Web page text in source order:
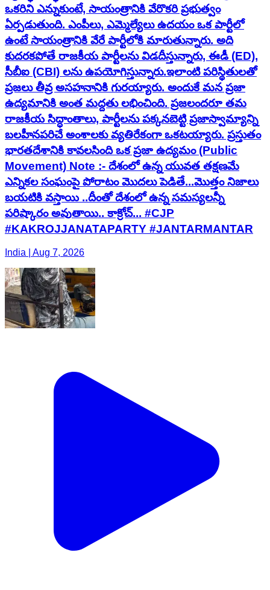
ఒకరిని ఎన్నుకుంటే, సాయంత్రానికి వేరొకరి ప్రభుత్వం
ఏర్పడుతుంది. ఎంపీలు, ఎమ్మెల్యేలు ఉదయం ఒక పార్టీలో
ఉంటే సాయంత్రానికి వేరే పార్టీలోకి మారుతున్నారు. అది
కుదరకపోతే రాజకీయ పార్టీలను విడదీస్తున్నారు, ఈడీ (ED),
సీబీఐ (CBI) లను ఉపయోగిస్తున్నారు. ​ఇలాంటి పరిస్థితులతో
ప్రజలు తీవ్ర అసహనానికి గురయ్యారు. అందుకే మన ప్రజా
ఉద్యమానికి అంత మద్దతు లభించింది. ప్రజలందరూ తమ
రాజకీయ సిద్ధాంతాలు, పార్టీలను పక్కనబెట్టి ప్రజాస్వామ్యాన్ని
బలహీనపరిచే అంశాలకు వ్యతిరేకంగా ఒకటయ్యారు. ప్రస్తుతం
భారతదేశానికి కావలసింది ఒక ప్రజా ఉద్యమం (Public
Movement) Note :- దేశంలో ఉన్న యువత తక్షణమే
ఎన్నికల సంఘంపై పోరాటం మొదలు పెడితే...మొత్తం నిజాలు
బయటికి వస్తాయి ..దీంతో దేశంలో ఉన్న సమస్యలన్నీ
పరిష్కారం అవుతాయి.. కాక్రోచ్... #CJP
#KAKROJJANATAPARTY #JANTARMANTAR
India | Aug 7, 2026